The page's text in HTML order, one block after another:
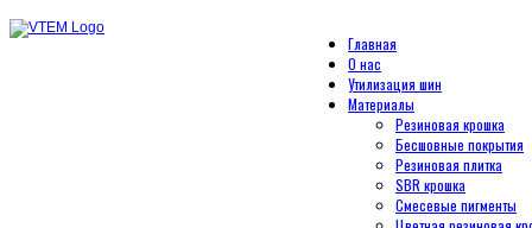
Главная
О нас
Утилизация шин
Материалы
Резиновая крошка
Бесшовные покрытия
Резиновая плитка
SBR крошка
Смесевые пигменты